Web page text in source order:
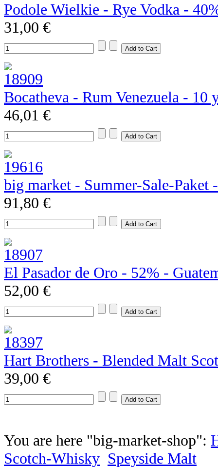
Podole Wielkie - Rye Vodka -
31,00 €
Bocatheva - Rum Venezuela - 10
46,01 €
big market - Summer-Sale-Paket
91,80 €
El Pasador de Oro - 52% -
52,00 €
Hart Brothers - Blended Malt
39,00 €
You are here "big-market-shop":
Scotch-Whisky Speyside Malt